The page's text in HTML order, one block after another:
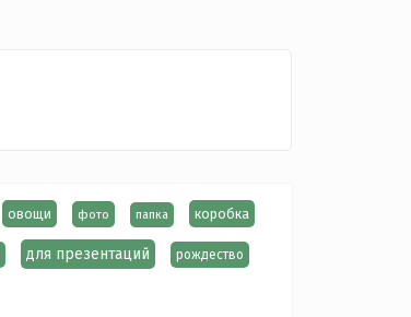
овощи фото папка коробка
для презентаций рождество